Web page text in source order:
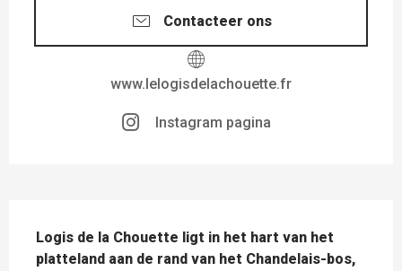
Contacteer ons
www.lelogisdelachouette.fr
Instagram pagina
Logis de la Chouette ligt in het hart van het
platteland aan de rand van het Chandelais-bos,